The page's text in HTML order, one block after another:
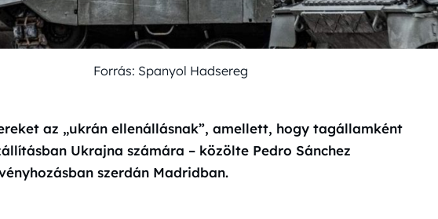
Forrás: Spanyol Hadsereg
az „ukrán ellenállásnak”, amellett, hogy tagállamként
Ukrajna számára – közölte Pedro Sánchez
szerdán Madridban.